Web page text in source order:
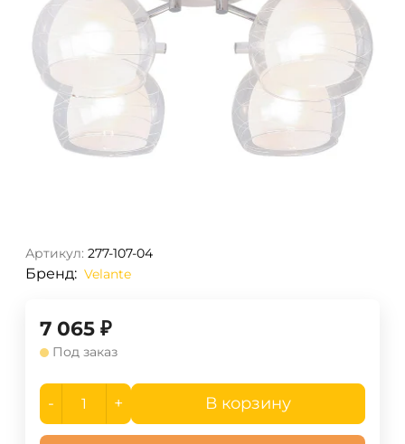
Артикул: 277-107-04
Бренд: Velante
7 065 ₽
Под заказ
- + В корзину